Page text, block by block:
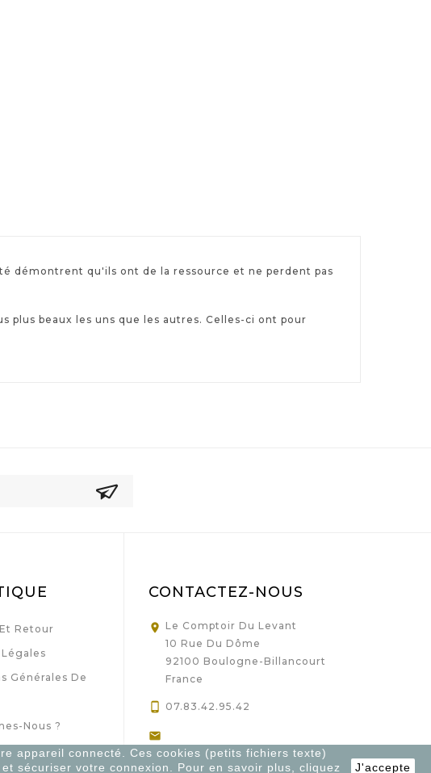
démontrent qu'ils ont de la ressource et ne perdent pas
plus beaux les uns que les autres. Celles-ci ont pour
Retour
Générales De
Nous ?
Sécurisé
CONTACTEZ-NOUS
 Le Comptoir Du Levant
10 Rue Du Dôme
92100 Boulogne-Billancourt
France
 07.83.42.95.42

Contact@lecomptoirdulevant.fr
appareil connecté. Ces cookies (petits fichiers texte)
sécuriser votre connexion. Pour en savoir plus, cliquez
J'accepte